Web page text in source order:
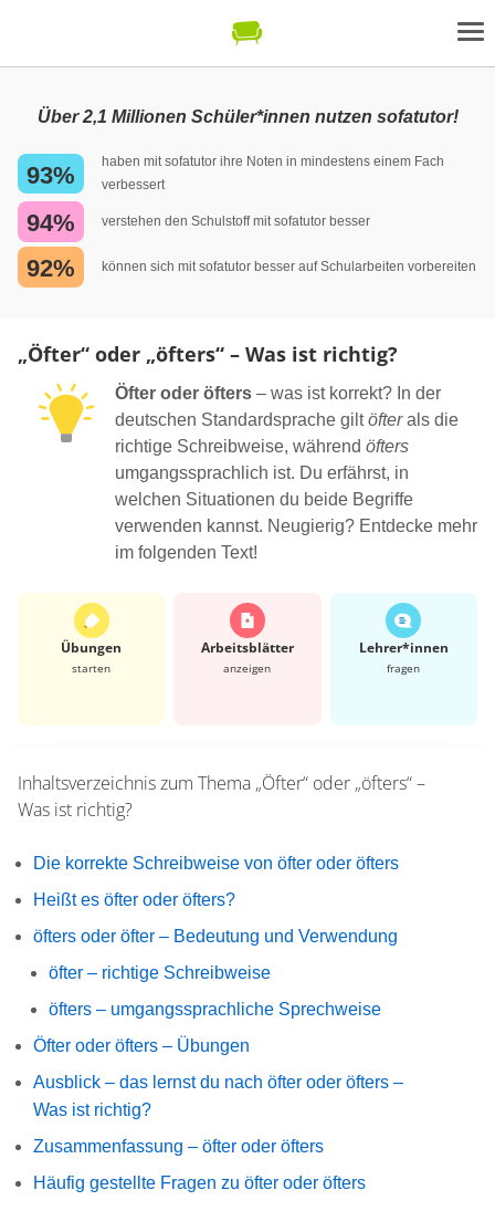
Über 2,1 Millionen Schüler*innen nutzen sofatutor!
93%
haben mit sofatutor ihre Noten in mindestens einem Fach
verbessert
94% verstehen den Schulstoff mit sofatutor besser
92% können sich mit sofatutor besser auf Schularbeiten vorbereiten
„Öfter“ oder „öfters“ – Was ist richtig?
Öfter oder öfters – was ist korrekt? In der
deutschen Standardsprache giltöfterals die
richtige Schreibweise, während öfters
umgangssprachlich ist. Du erfährst, in
welchen Situationen du beide Begriffe
verwenden kannst. Neugierig? Entdecke mehr
im folgenden Text!
Übungen
starten
Arbeits­blätter
anzeigen
Lehrer*​innen
fragen
Inhaltsverzeichnis zum Thema „Öfter“ oder „öfters“ –
Was ist richtig?
Die korrekte Schreibweise von öfter oder öfters
Heißt es öfter oder öfters?
öfters oder öfter – Bedeutung und Verwendung
öfter – richtige Schreibweise
öfters – umgangssprachliche Sprechweise
Öfter oder öfters – Übungen
Ausblick – das lernst du nach öfter oder öfters –
Was ist richtig?
Zusammenfassung – öfter oder öfters
Häufig gestellte Fragen zu öfter oder öfters